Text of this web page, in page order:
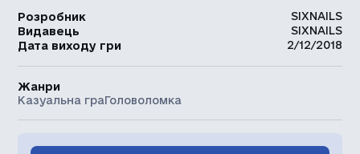
Розробник
SIXNAILS
Видавець
SIXNAILS
Дата виходу гри
2/12/2018
Жанри
Казуальна граГоловоломка